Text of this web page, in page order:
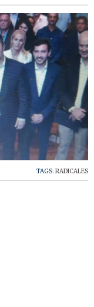
TAGS: RADICALES